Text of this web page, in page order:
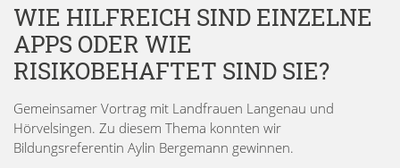
WIE HILFREICH SIND EINZELNE
APPS ODER WIE
RISIKOBEHAFTET SIND SIE?
Gemeinsamer Vortrag mit Landfrauen Langenau und
Hörvelsingen. Zu diesem Thema konnten wir
Bildungsreferentin Aylin Bergemann gewinnen.